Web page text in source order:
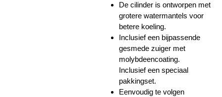
De cilinder is ontworpen met
grotere watermantels voor
betere koeling.
Inclusief een bijpassende
gesmede zuiger met
molybdeencoating.
Inclusief een speciaal
pakkingset.
Eenvoudig te volgen